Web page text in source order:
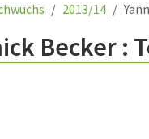
2013/14
Becker :